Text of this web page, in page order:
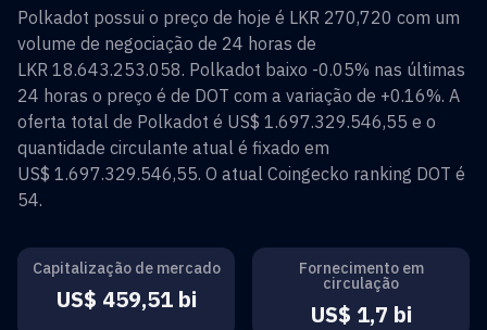
Polkadot possui o preço de hoje é LKR 270,720 com um
volume de negociação de 24 horas de
LKR 18.643.253.058. Polkadot baixo -0.05% nas últimas
24 horas o preço é de DOT com a variação de +0.16%. A
oferta total de Polkadot é US$ 1.697.329.546,55 e o
quantidade circulante atual é fixado em
US$ 1.697.329.546,55. O atual Coingecko ranking DOT é
54.
Capitalização de mercado
US$ 459,51 bi
Fornecimento em
circulação
US$ 1,7 bi